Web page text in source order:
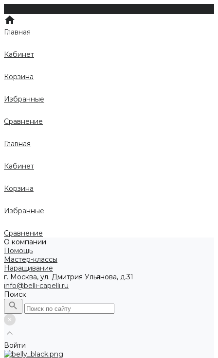
Главная
Кабинет
Корзина
Избранные
Сравнение
Главная
Кабинет
Корзина
Избранные
Сравнение
О компании
Помощь
Мастер-классы
Наращивание
г. Москва, ул. Дмитрия Ульянова, д.31
info@belli-capelli.ru
Поиск
Войти